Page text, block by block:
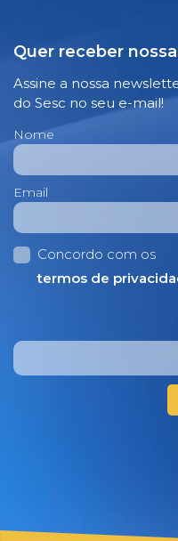
Quer receber
Assine a nossa
do Sesc no seu e-mail!
Nome
Email
Concordo com os
termos de